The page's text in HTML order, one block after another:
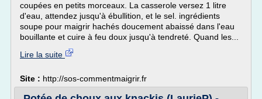
coupées en petits morceaux. La casserole versez 1 litre
d'eau, attendez jusqu'à ébullition, et le sel. ingrédients
soupe pour maigrir hachés doucement abaissé dans l'eau
bouillante et cuire à feu doux jusqu'à tendreté. Quand les...
Lire la suite
Site : http://sos-commentmaigrir.fr